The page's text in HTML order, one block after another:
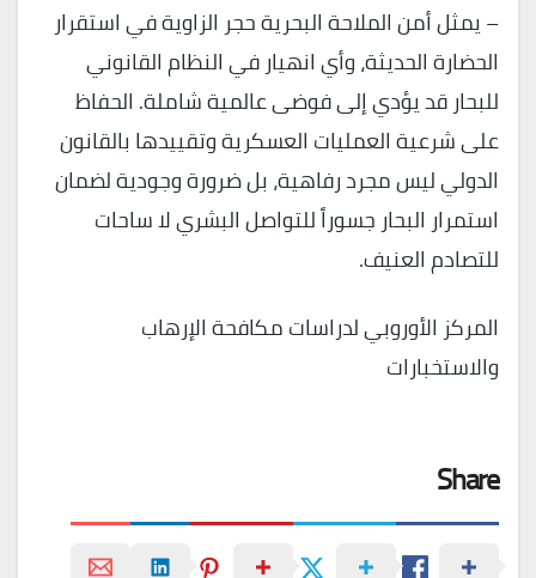
– يمثل أمن الملاحة البحرية حجر الزاوية في استقرار
الحضارة الحديثة، وأي انهيار في النظام القانوني
للبحار قد يؤدي إلى فوضى عالمية شاملة. الحفاظ
على شرعية العمليات العسكرية وتقييدها بالقانون
الدولي ليس مجرد رفاهية، بل ضرورة وجودية لضمان
استمرار البحار جسوراً للتواصل البشري لا ساحات
للتصادم العنيف.
المركز الأوروبي لدراسات مكافحة الإرهاب
والاستخبارات
Share